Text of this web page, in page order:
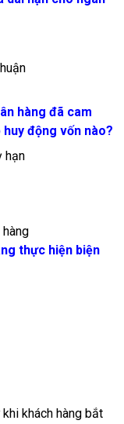
hàng đã cam
động vốn nào?
hạn
thực hiện biện
khách hàng bắt